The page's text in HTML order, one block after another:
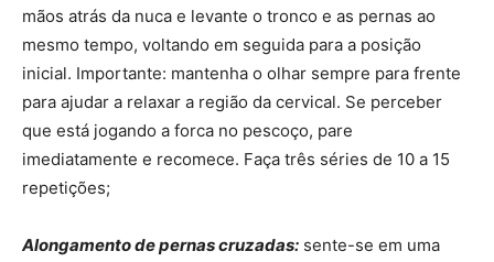
mãos atrás da nuca e levante o tronco e as pernas ao
mesmo tempo, voltando em seguida para a posição
inicial. Importante: mantenha o olhar sempre para frente
para ajudar a relaxar a região da cervical. Se perceber
que está jogando a forca no pescoço, pare
imediatamente e recomece. Faça três séries de 10 a 15
repetições;
Alongamento de pernas cruzadas: sente-se em uma